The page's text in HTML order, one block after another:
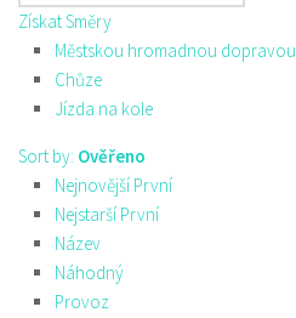
Získat Směry
Městskou hromadnou dopravou
Chůze
Jízda na kole
Sort by: Ověřeno
Nejnovější První
Nejstarší První
Název
Náhodný
Provoz